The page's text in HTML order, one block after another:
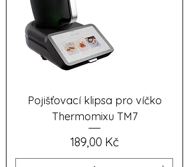
Pojišťovací klipsa pro víčko
Thermomixu TM7
Cena
189,00 Kč